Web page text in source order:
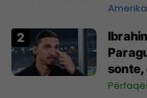
e
Amerika
sonte,